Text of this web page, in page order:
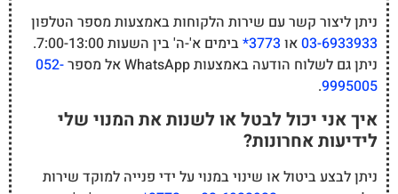
ניתן ליצור קשר עם שירות הלקוחות באמצעות מספר הטלפון
03-6933933או 3773*
בימים א'-ה' בין השעות 7:00-13:00.
ניתן גם לשלוח הודעה באמצעות WhatsApp אל מספר
052-
9995005
.
איך אני יכול לבטל או לשנות את המנוי שלי
לידיעות אחרונות?
ניתן לבצע ביטול או שינוי במנוי על ידי פנייה למוקד שירות